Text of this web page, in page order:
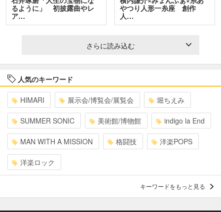
るように」 初披露曲やレ
ア…
やつり人形一糸座 創作
人…
さらに読み込む
人気のキーワード
HIMARI 展示会/博覧会/展覧会 堀ちえみ
SUMMER SONIC 美術館/博物館 indigo la End
MAN WITH A MISSION 格闘技 洋楽POPS
洋楽ロック
キーワードをもっと見る